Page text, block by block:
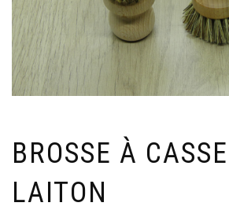
BROSSE À
LAITON